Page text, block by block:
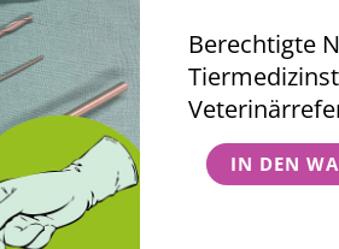
Berechtigte
Hüftgelenk/HD-
Syndrom
Menge
IN DEN